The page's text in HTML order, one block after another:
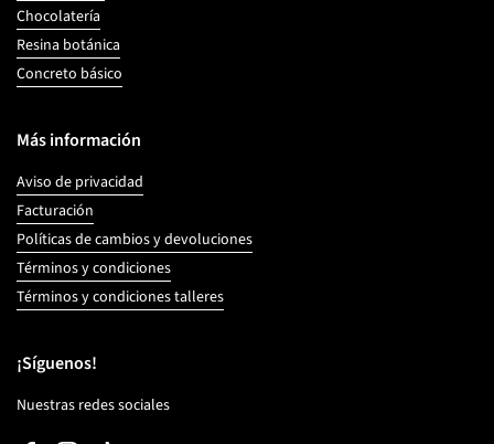
Chocolatería
Resina botánica
Concreto básico
Más información
Aviso de privacidad
Facturación
Políticas de cambios y devoluciones
Términos y condiciones
Términos y condiciones talleres
¡Síguenos!
Nuestras redes sociales